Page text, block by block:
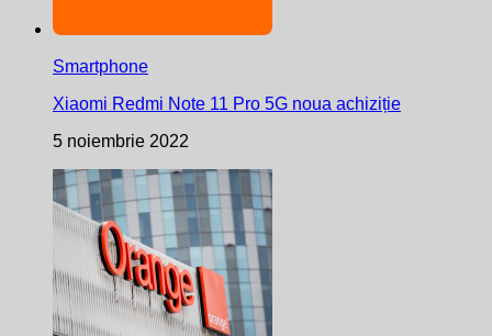
Smartphone
Xiaomi Redmi Note 11 Pro 5G noua achiziție
5 noiembrie 2022